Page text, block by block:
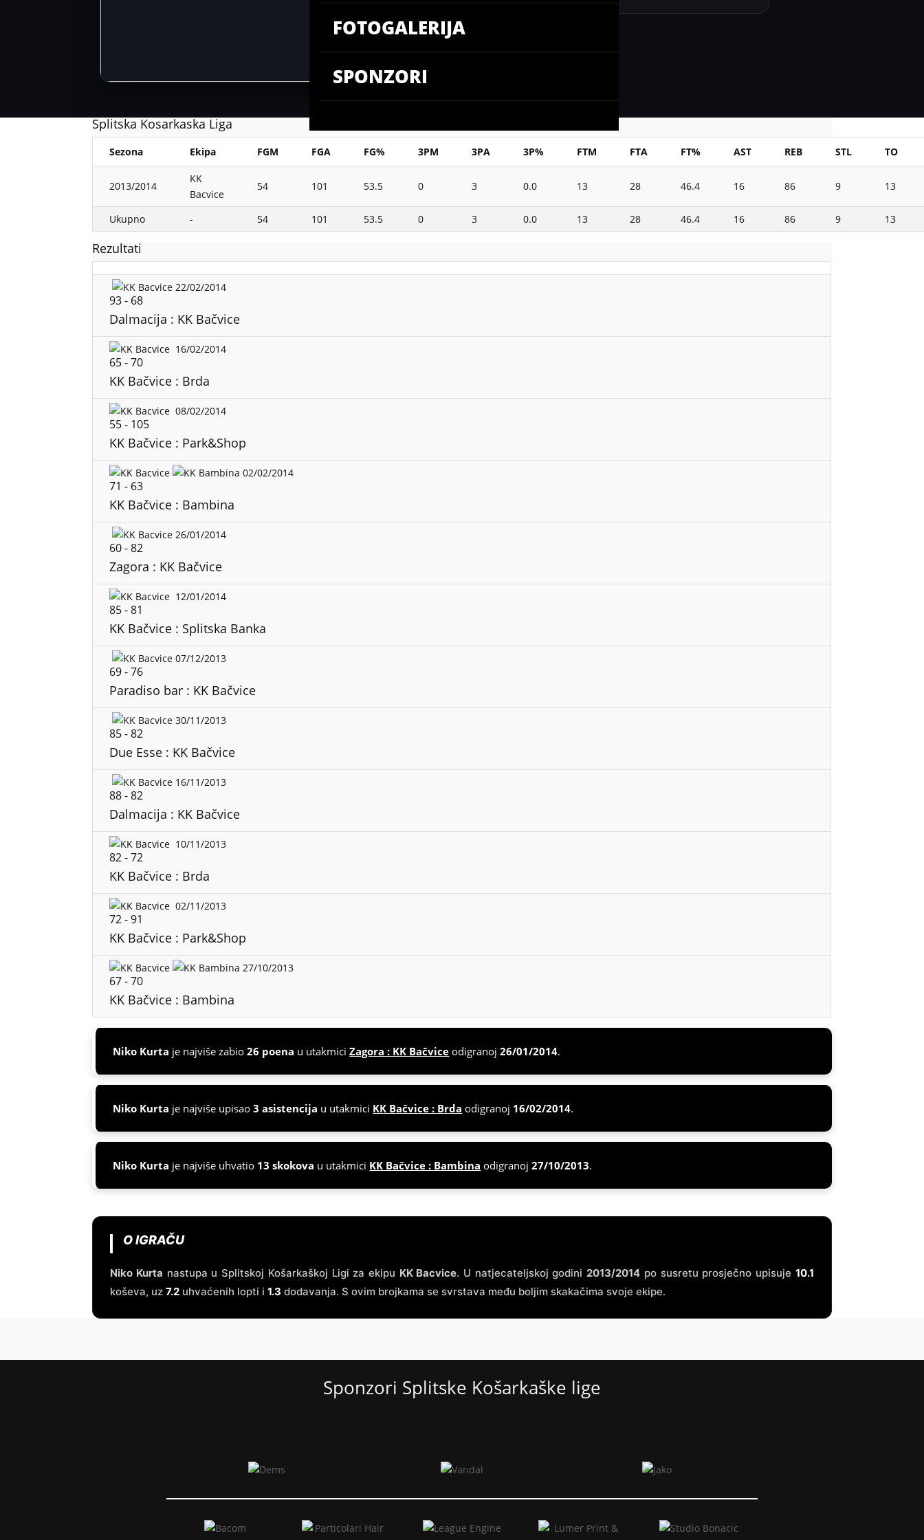
FOTOGALERIJA
SPONZORI
Splitska Kosarkaska Liga
Sezona Ekipa FGM FGA FG% 3PM 3PA 3P% FTM FTA FT% AST REB STL TO
2013/2014
KK
Bacvice
54 101 53.5 0 3 0.0 13 28 46.4 16 86 9 13
Ukupno - 54 101 53.5 0 3 0.0 13 28 46.4 16 86 9 13
Rezultati
22/02/2014
93- 68
Dalmacija : KK Bačvice
16/02/2014
65-70
KK Bačvice : Brda
08/02/2014
55- 105
KK Bačvice : Park&Shop
02/02/2014
71 - 63
KK Bačvice : Bambina
26/01/2014
60-82
Zagora : KK Bačvice
12/01/2014
85-81
KK Bačvice : Splitska Banka
07/12/2013
69-76
Paradiso bar : KK Bačvice
30/11/2013
85-82
Due Esse : KK Bačvice
16/11/2013
88-82
Dalmacija : KK Bačvice
10/11/2013
82-72
KK Bačvice : Brda
02/11/2013
72-91
KK Bačvice : Park&Shop
27/10/2013
67-70
KK Bačvice : Bambina
Niko Kurta je najviše zabio26 poena u utakmiciZagora : KK Bačvice odigranoj26/01/2014.
Niko Kurta je najviše upisao3 asistencija u utakmici KK Bačvice : Brda odigranoj 16/02/2014.
Niko Kurta je najviše uhvatio 13 skokova u utakmici KK Bačvice : Bambina odigranoj27/10/2013.
O IGRAČU
Niko Kurta nastupa u Splitskoj Košarkaškoj Ligi za ekipu KK Bacvice. U natjecateljskoj godini2013/2014 po susretu prosječno upisuje 10.1
koševa, uz7.2 uhvaćenih lopti i1.3 dodavanja. S ovim brojkama se svrstava među boljim skakačima svoje ekipe.
Sponzori Splitske Košarkaške lige